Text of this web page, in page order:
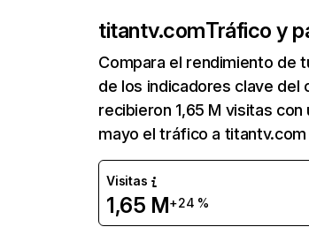
titantv.comTráfico y
Compara el rendimiento de
de los indicadores clave del
recibieron 1,65 M visitas con
mayo el tráfico a
Visitas
1,65 M+24 %